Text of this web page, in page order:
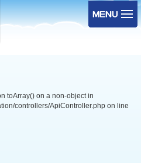
toArray() on a non-object in
controllers/ApiController.php on line